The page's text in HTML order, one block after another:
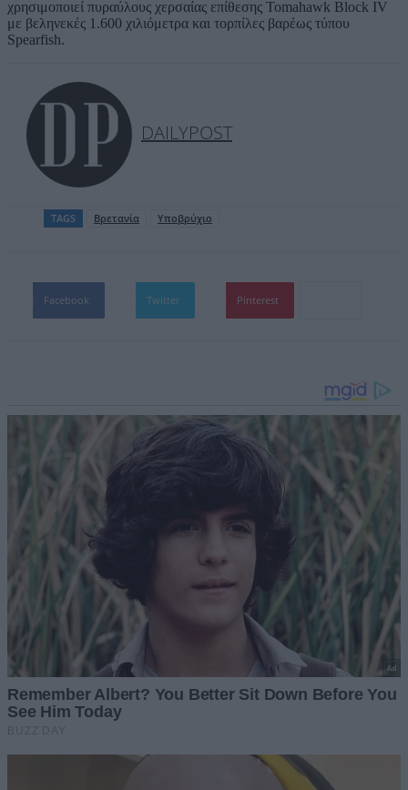
χρησιμοποιεί πυραύλους χερσαίας επίθεσης Tomahawk Block IV
με βεληνεκές 1.600 χιλιόμετρα και τορπίλες βαρέως τύπου
Spearfish.
DAILYPOST
TAGS Βρετανία Υποβρύχιο
Facebook Twitter Pinterest